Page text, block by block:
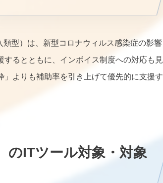
型）は、新型コロナウィルス感染症の影響
るとともに、インボイス制度への対応も見
よりも補助率を引き上げて優先的に支援す
のITツール対象・対象